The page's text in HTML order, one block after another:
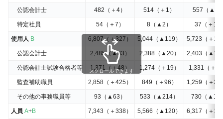
公認会計士 482（＋4） 514（＋1） 557（▲2
特定社員 54（＋7） 8（▲2） 37（＋1）
使用人 B 6,807（＋327） 5,044（▲119） 5,723（＋
公認会計士 2,485（▲83） 2,388（▲20） 2,403（
公認会計士試験合格者等 1,371（＋48） 1,274（＋19） 1,331（＋
監査補助職員 2,858（＋425） 849（＋96） 1,259（＋
その他の事務職員等 93（▲63） 533（▲214） 730（▲19
人員 A+B 7,343（＋338） 5,566（▲120） 6,317（＋
スクロールできます